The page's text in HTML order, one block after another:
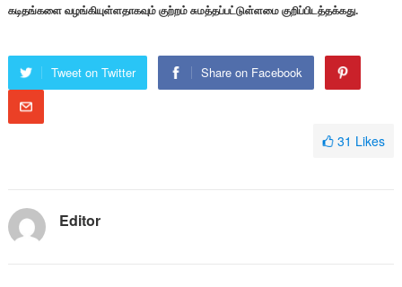
கடிதங்களை வழங்கியுள்ளதாகவும் குற்றம் சுமத்தப்பட்டுள்ளமை குறிப்பிடத்தக்கது.
Tweet on Twitter Share on Facebook
31 Likes
Editor